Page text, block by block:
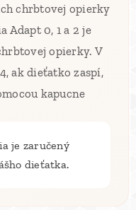
chrbtovej opierky
Adapt 0, 1 a 2 je
opierky. V
ak dieťatko zaspí,
kapucne
je zaručený
dieťatka.